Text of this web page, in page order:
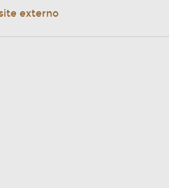
externo